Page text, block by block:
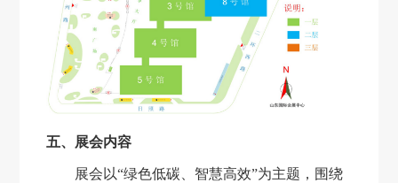
五、展会内容
展会以“绿色低碳、智慧高效”为主题，围绕